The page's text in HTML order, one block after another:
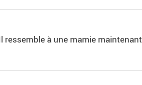
ressemble à une mamie maintenant